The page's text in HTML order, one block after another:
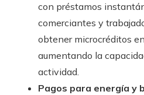
con préstamos
comerciantes y
obtener microcréditos
aumentando la
actividad.
Pagos para energía y